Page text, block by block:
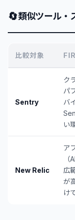
🔄類似ツール・
比較対象
Sentry
ク
パ
バ
い
New Relic
ア
広
が
け